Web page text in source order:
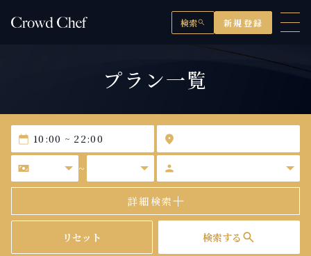
検索search 新規登録
プラン一覧
calendar_today
location_on
universal_currency_alt
~ person
詳細検索
リセット 検索する search